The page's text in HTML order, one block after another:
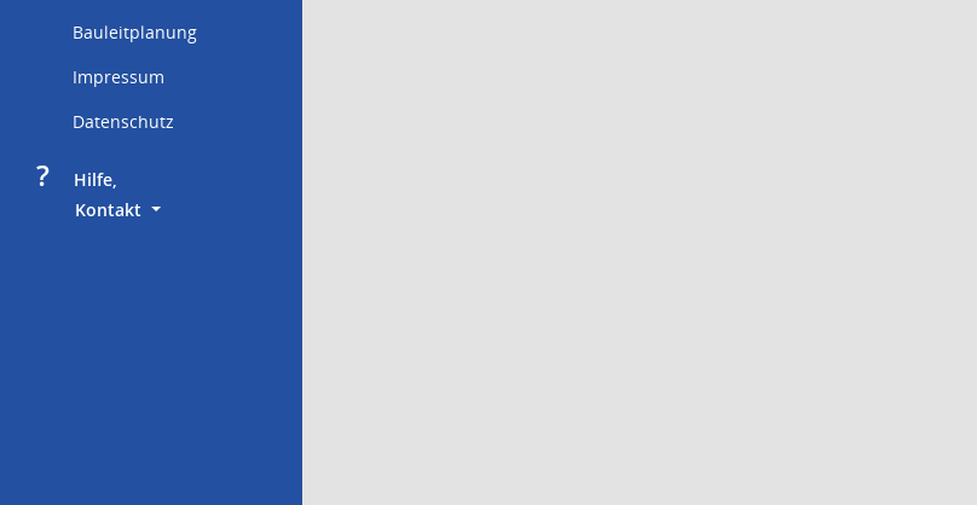
Bauleitplanung
Impressum
Datenschutz
?
     Hilfe,
Kontakt